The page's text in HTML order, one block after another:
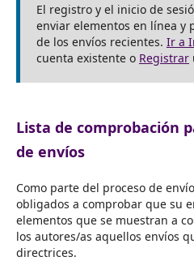
El registro y el inicio de
enviar elementos en línea y
de los envíos recientes. Ir a
cuenta existente o Registrar
Lista de comprobación
de envíos
Como parte del proceso de
obligados a comprobar que su
elementos que se muestran a
los autores/as aquellos envíos
directrices.